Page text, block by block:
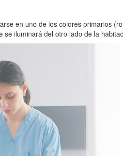
en uno de los colores primarios
iluminará del otro lado de la